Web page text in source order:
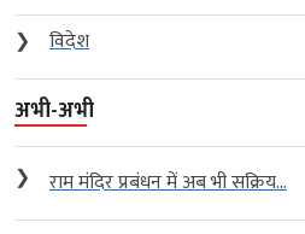
❯
विदेश
अभी-अभी
❯ राम मंदिर प्रबंधन में अब भी सक्रिय...